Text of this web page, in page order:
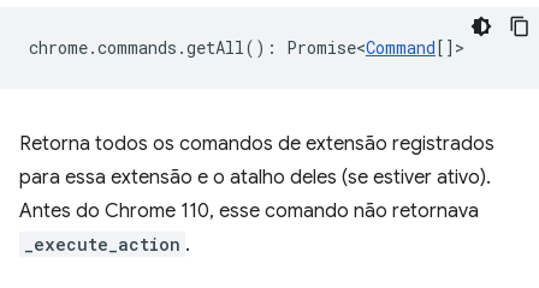
chrome.commands .getAll() : Promise<Command[] >
Retorna todos os comandos de extensão registrados
para essa extensão e o atalho deles (se estiver ativo).
Antes do Chrome 110, esse comando não retornava
_execute_action .